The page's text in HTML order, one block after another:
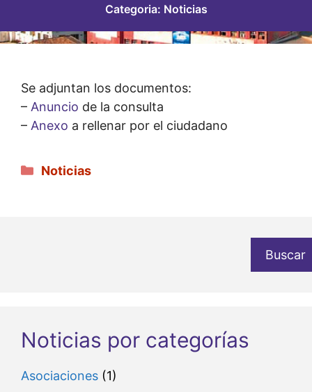
Categoria: Noticias
Se adjuntan los documentos:
– Anuncio de la consulta
– Anexo a rellenar por el ciudadano
Categorías
Noticias
Buscar
Noticias por categorías
Asociaciones (1)